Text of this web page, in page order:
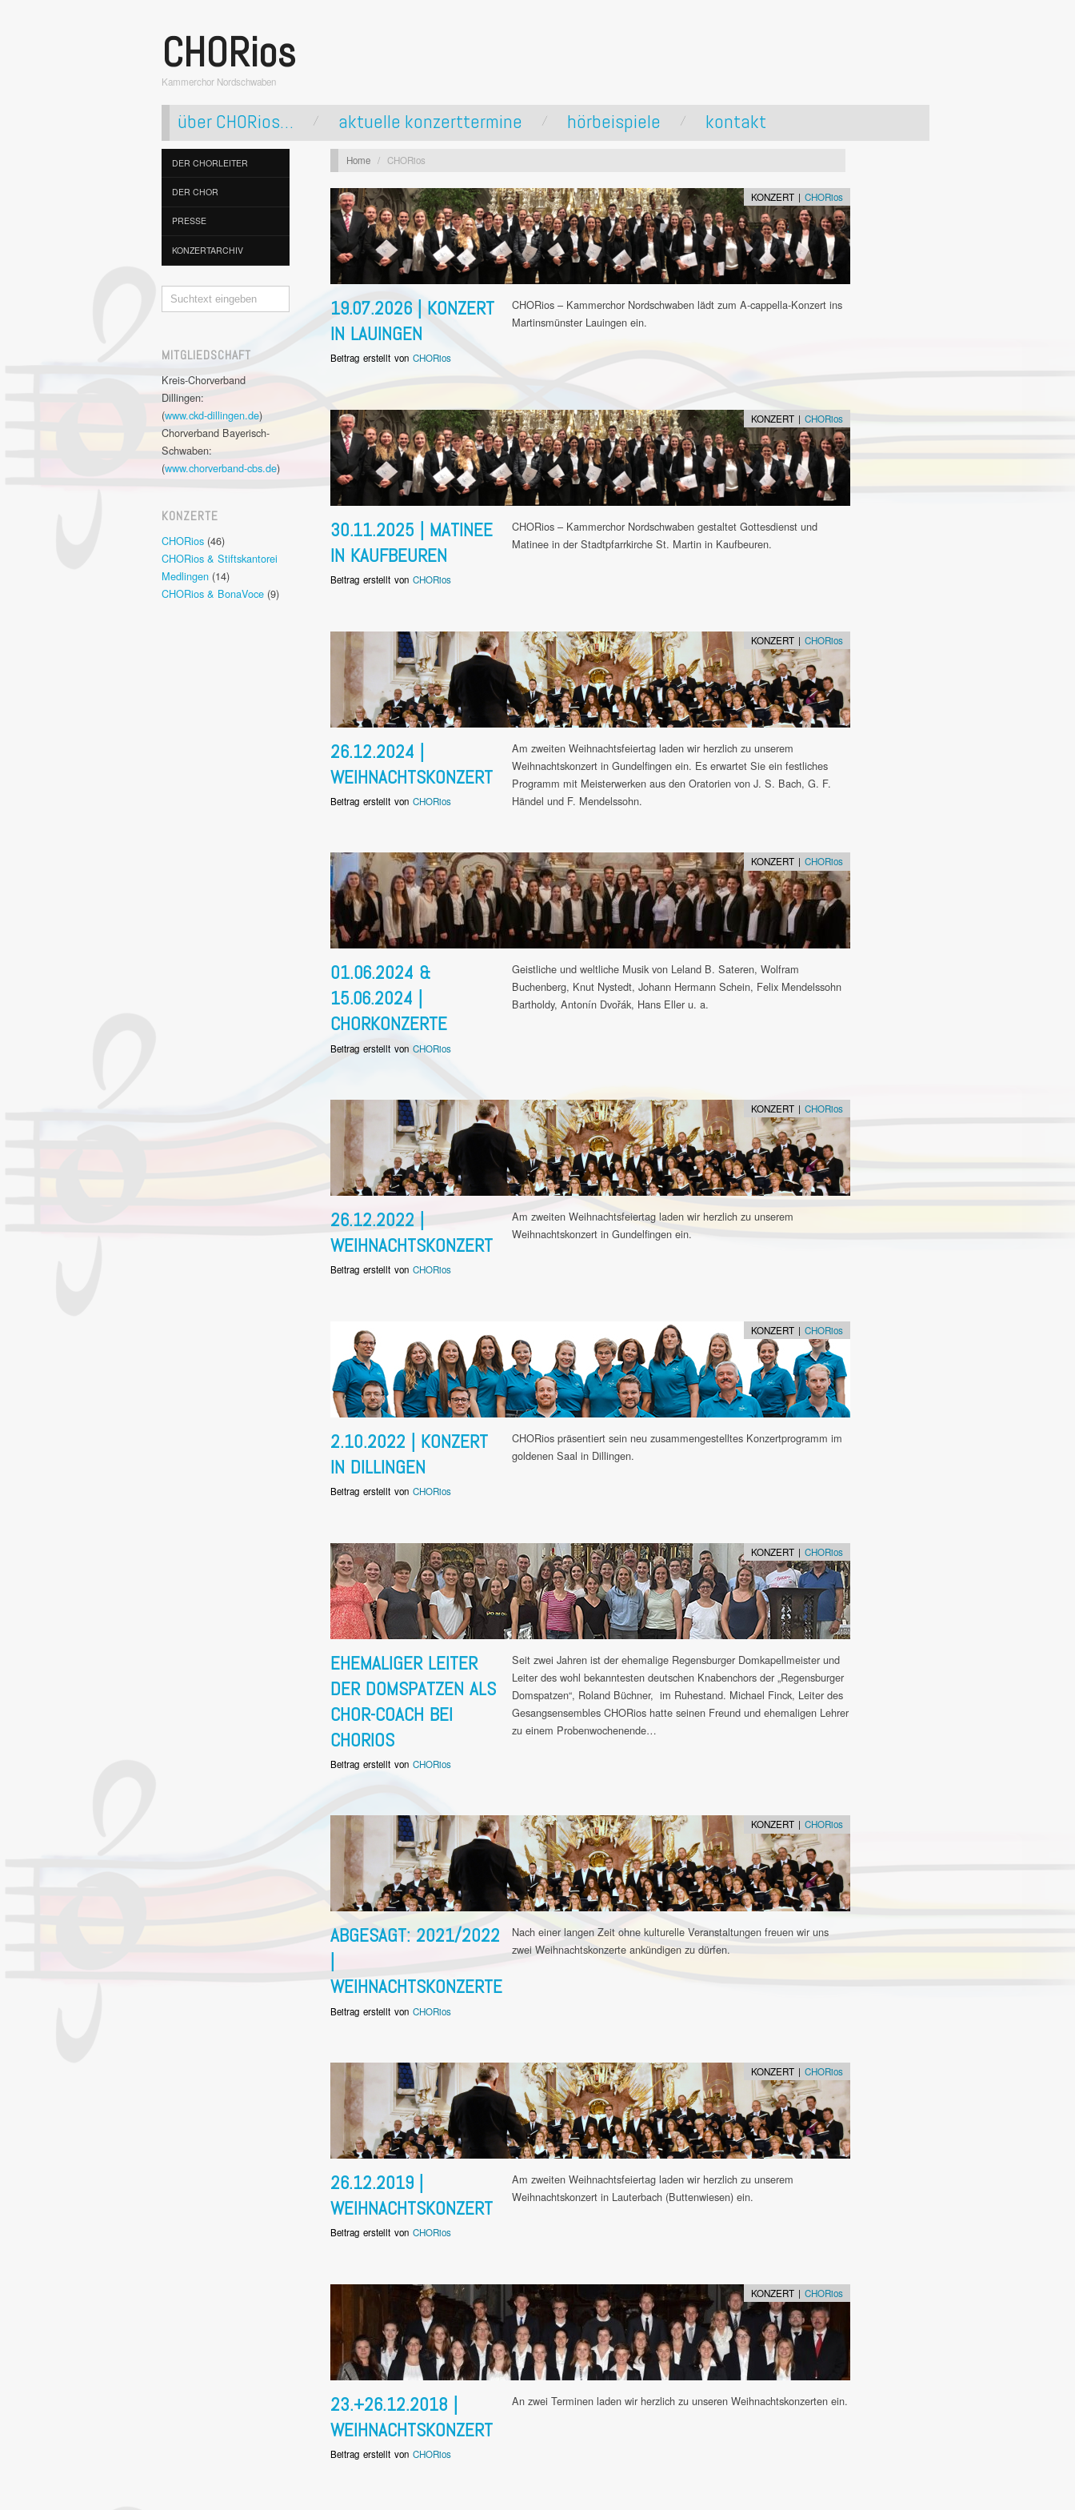
CHORios
Kammerchor Nordschwaben
über CHORios… aktuelle konzerttermine hörbeispiele kontakt
DER CHORLEITER
DER CHOR
PRESSE
KONZERTARCHIV
MITGLIEDSCHAFT
Kreis-Chorverband
Dillingen:
(www.ckd-dillingen.de)
Chorverband Bayerisch-
Schwaben:
(www.chorverband-cbs.de)
KONZERTE
CHORios (46)
CHORios & Stiftskantorei
Medlingen (14)
CHORios & BonaVoce (9)
Home / CHORios
19.07.2026 | KONZERT
IN LAUINGEN
Beitrag erstellt von CHORios
KONZERT |CHORios
CHORios – Kammerchor Nordschwaben lädt zum A-cappella-Konzert ins
Martinsmünster Lauingen ein.
30.11.2025 | MATINEE
IN KAUFBEUREN
Beitrag erstellt von CHORios
KONZERT |CHORios
CHORios – Kammerchor Nordschwaben gestaltet Gottesdienst und
Matinee in der Stadtpfarrkirche St. Martin in Kaufbeuren.
26.12.2024 |
WEIHNACHTSKONZERT
Beitrag erstellt von CHORios
KONZERT |CHORios
Am zweiten Weihnachtsfeiertag laden wir herzlich zu unserem
Weihnachtskonzert in Gundelfingen ein. Es erwartet Sie ein festliches
Programm mit Meisterwerken aus den Oratorien von J. S. Bach, G. F.
Händel und F. Mendelssohn.
01.06.2024 &
15.06.2024 |
CHORKONZERTE
Beitrag erstellt von CHORios
KONZERT |CHORios
Geistliche und weltliche Musik von Leland B. Sateren, Wolfram
Buchenberg, Knut Nystedt, Johann Hermann Schein, Felix Mendelssohn
Bartholdy, Antonín Dvořák, Hans Eller u. a.
26.12.2022 |
WEIHNACHTSKONZERT
Beitrag erstellt von CHORios
KONZERT |CHORios
Am zweiten Weihnachtsfeiertag laden wir herzlich zu unserem
Weihnachtskonzert in Gundelfingen ein.
2.10.2022 | KONZERT
IN DILLINGEN
Beitrag erstellt von CHORios
KONZERT |CHORios
CHORios präsentiert sein neu zusammengestelltes Konzertprogramm im
goldenen Saal in Dillingen.
EHEMALIGER LEITER
DER DOMSPATZEN ALS
CHOR-COACH BEI
CHORIOS
Beitrag erstellt von CHORios
KONZERT |CHORios
Seit zwei Jahren ist der ehemalige Regensburger Domkapellmeister und
Leiter des wohl bekanntesten deutschen Knabenchors der „Regensburger
Domspatzen“, Roland Büchner, im Ruhestand. Michael Finck, Leiter des
Gesangsensembles CHORios hatte seinen Freund und ehemaligen Lehrer
zu einem Probenwochenende…
ABGESAGT: 2021/2022
WEIHNACHTSKONZERTE
Beitrag erstellt von CHORios
KONZERT |CHORios
Nach einer langen Zeit ohne kulturelle Veranstaltungen freuen wir uns
zwei Weihnachtskonzerte ankündigen zu dürfen.
26.12.2019 |
WEIHNACHTSKONZERT
Beitrag erstellt von CHORios
KONZERT |CHORios
Am zweiten Weihnachtsfeiertag laden wir herzlich zu unserem
Weihnachtskonzert in Lauterbach (Buttenwiesen) ein.
23.+26.12.2018 |
WEIHNACHTSKONZERT
Beitrag erstellt von CHORios
KONZERT |CHORios
An zwei Terminen laden wir herzlich zu unseren Weihnachtskonzerten ein.